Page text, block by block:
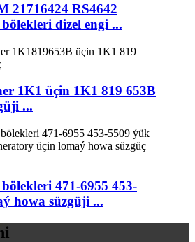
21716424 RS4642
dizel engi ...
1K1 üçin 1K1 819 653B
...
471-6955 453-
howa süzgüji ...